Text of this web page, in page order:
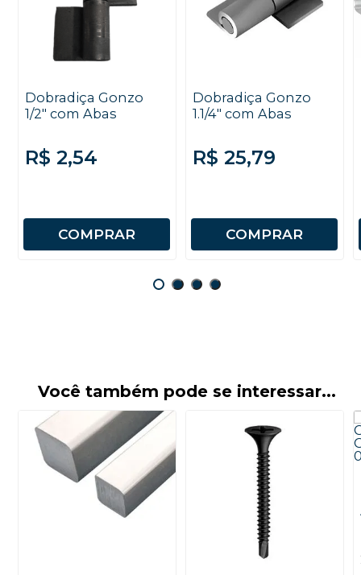
Dobradiça Gonzo
1/2" com Abas
R$ 2,54
COMPRAR
Dobradiça Gonzo
1.1/4" com Abas
R$ 25,79
COMPRAR
Você também pode se interessar...